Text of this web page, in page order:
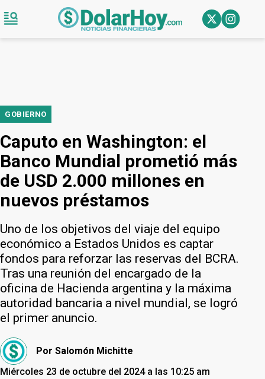
GOBIERNO
Caputo en Washington: el
Banco Mundial prometió más
de USD 2.000 millones en
nuevos préstamos
Uno de los objetivos del viaje del equipo
económico a Estados Unidos es captar
fondos para reforzar las reservas del BCRA.
Tras una reunión del encargado de la
oficina de Hacienda argentina y la máxima
autoridad bancaria a nivel mundial, se logró
el primer anuncio.
Por Salomón Michitte
Miércoles 23 de octubre del 2024 a las 10:25 am